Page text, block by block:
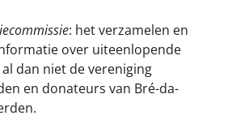
: het verzamelen en
over uiteenlopende
dan niet de vereniging
en donateurs van Bré-da-